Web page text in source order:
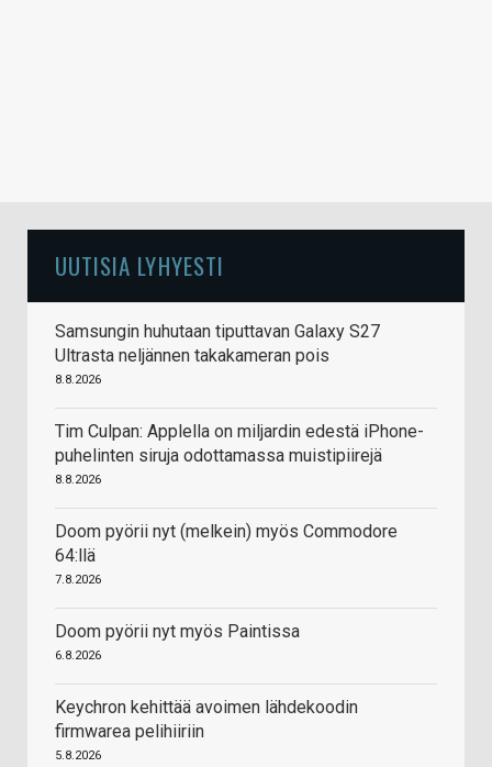
UUTISIA LYHYESTI
Samsungin huhutaan tiputtavan Galaxy S27
Ultrasta neljännen takakameran pois
8.8.2026
Tim Culpan: Applella on miljardin edestä iPhone-
puhelinten siruja odottamassa muistipiirejä
8.8.2026
Doom pyörii nyt (melkein) myös Commodore
64:llä
7.8.2026
Doom pyörii nyt myös Paintissa
6.8.2026
Keychron kehittää avoimen lähdekoodin
firmwarea pelihiiriin
5.8.2026